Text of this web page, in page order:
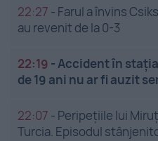
22:27 - Farul a învins
au revenit de la 0-3
22:19 -Accident în
de 19 ani nu ar fi auzit
22:07 - Peripețiile lui
Turcia. Episodul